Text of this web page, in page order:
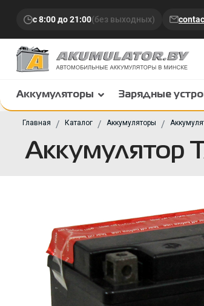
с 8:00 до 21:00(без выходных)
Аккумуляторы Зарядные
Главная Каталог Аккумуляторы
Аккумулятор